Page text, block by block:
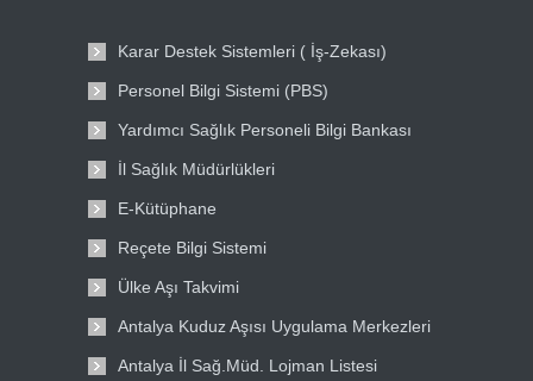
Karar Destek Sistemleri ( İş-Zekası)
Personel Bilgi Sistemi (PBS)
Yardımcı Sağlık Personeli Bilgi Bankası
İl Sağlık Müdürlükleri
E-Kütüphane
Reçete Bilgi Sistemi
Ülke Aşı Takvimi
Antalya Kuduz Aşısı Uygulama Merkezleri
Antalya İl Sağ.Müd. Lojman Listesi